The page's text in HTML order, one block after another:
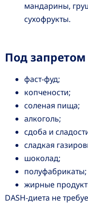
мандарины,
сухофрукты.
Под запретом
фаст-фуд;
копчености;
соленая пища;
алкоголь;
сдоба и
сладкая
шоколад;
полуфабрикаты;
жирные
DASH-диета не